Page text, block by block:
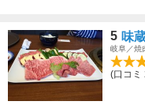
5 味
岐阜／焼
(口コミ